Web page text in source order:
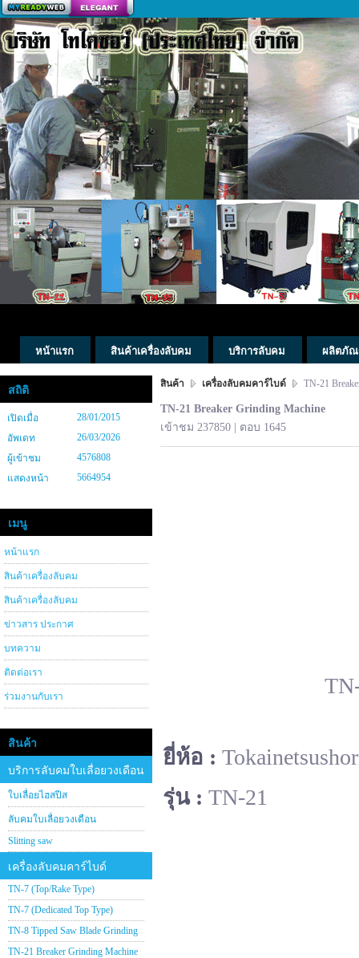
สร้างเว็บ
หน้าแรก สินค้าเครื่องลับคม บริการลับคม ผลิตภัณ
สถิติ
เปิดเมื่อ
28/01/2015
อัพเดท
26/03/2026
ผู้เข้าชม
4576808
แสดงหน้า
5664954
เมนู
หน้าแรก
สินค้าเครื่องลับคม
สินค้าเครื่องลับคม
ข่าวสาร ประกาศ
บทความ
ติดต่อเรา
ร่วมงานกับเรา
สินค้า
บริการลับคมใบเลื่อยวงเดือน
ใบเลื่อยไฮสปีส
ลับคมใบเลื่อยวงเดือน
Slitting saw
เครื่องลับคมคาร์ไบด์
TN-7 (Top/Rake Type)
TN-7 (Dedicated Top Type)
TN-8 Tipped Saw Blade Grinding
TN-21 Breaker Grinding Machine
สินค้า เครื่องลับคมคาร์ไบด์ TN-21
TN-21 Breaker Grinding Machine
เข้าชม 237850 | ตอบ 1645
ยี่ห้อ :
รุ่น : TN-21